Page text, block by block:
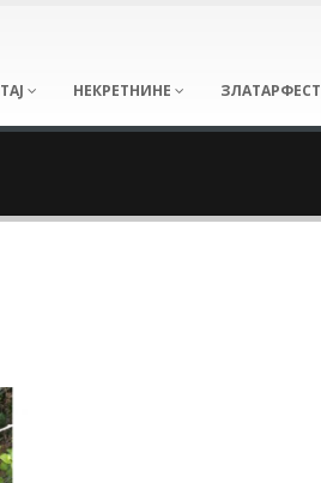
НЕКРЕТНИНЕ ЗЛАТАРФЕСТ